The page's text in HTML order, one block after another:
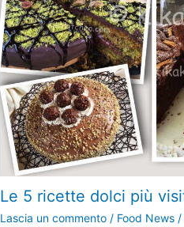
Le 5 ricette dolci più
Lascia un commento / Food News/